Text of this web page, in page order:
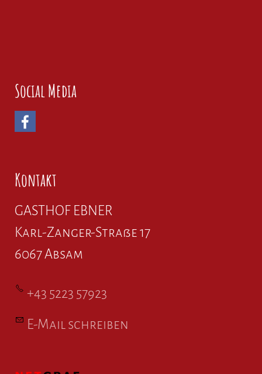
Social Media
Kontakt
GASTHOF EBNER
Karl-Zanger-Straße 17
6067 Absam
+43 5223 57923
E-Mail schreiben